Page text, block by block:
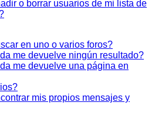
o borrar usuarios de mi lista de
en uno o varios foros?
me devuelve ningún resultado?
me devuelve una página en
mis propios mensajes y